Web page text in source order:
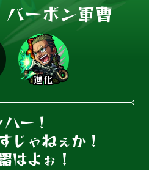
ーボン軍曹
進化
ー！
じゃねぇか！
はよぉ！